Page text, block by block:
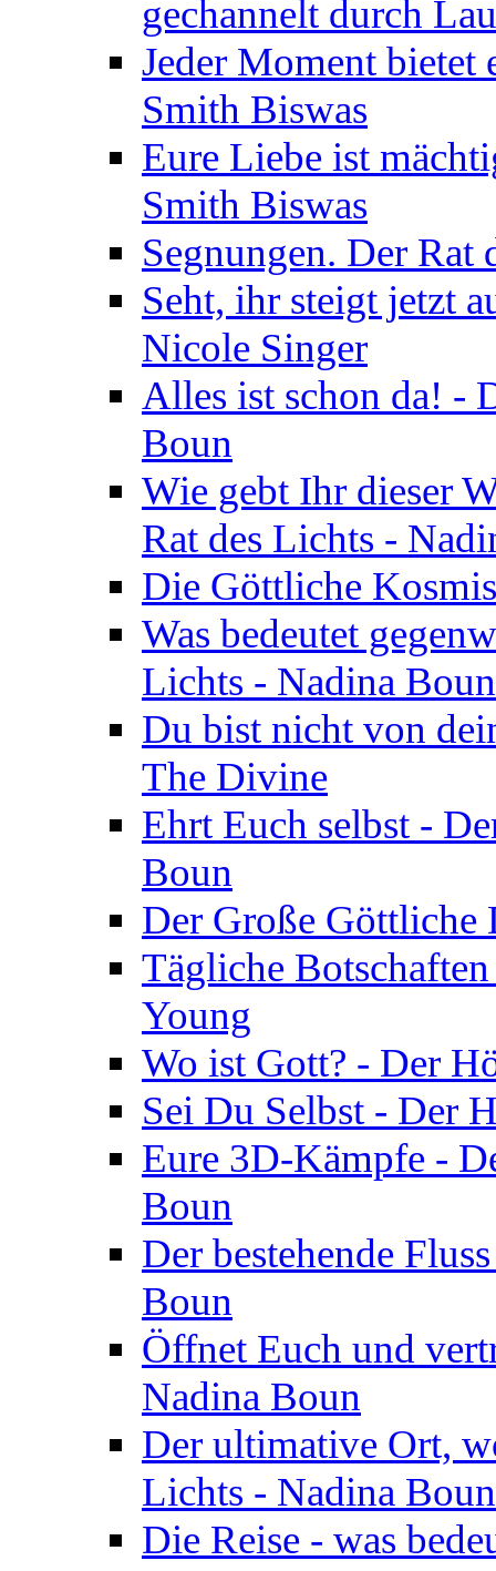
gechannelt durch
Jeder Moment bietet
Smith Biswas
Eure Liebe ist
Smith Biswas
Segnungen. Der
Seht, ihr steigt jetzt
Nicole Singer
Alles ist schon da! -
Boun
Wie gebt Ihr dieser
Rat des Lichts -
Die Göttliche
Was bedeutet
Lichts - Nadina Boun
Du bist nicht von
The Divine
Ehrt Euch selbst -
Boun
Der Große
Tägliche
Young
Wo ist Gott? - Der
Sei Du Selbst - Der
Eure 3D-Kämpfe -
Boun
Der bestehende
Boun
Öffnet Euch und
Nadina Boun
Der ultimative Ort,
Lichts - Nadina Boun
Die Reise - was